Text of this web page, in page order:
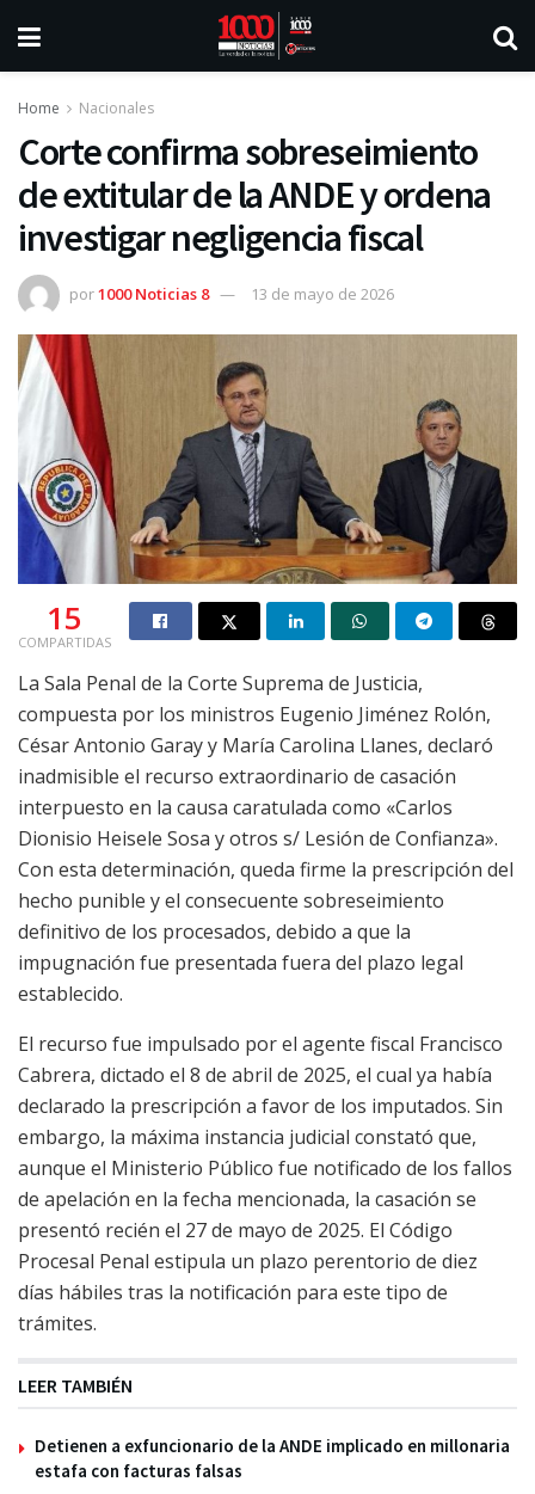
Home Nacionales
Corte confirma sobreseimiento
de extitular de la ANDE y ordena
investigar negligencia fiscal
por1000 Noticias 8 13 de mayo de 2026
15
COMPARTIDAS
La Sala Penal de la Corte Suprema de Justicia,
compuesta por los ministros Eugenio Jiménez Rolón,
César Antonio Garay y María Carolina Llanes, declaró
inadmisible el recurso extraordinario de casación
interpuesto en la causa caratulada como «Carlos
Dionisio Heisele Sosa y otros s/ Lesión de Confianza».
Con esta determinación, queda firme la prescripción del
hecho punible y el consecuente sobreseimiento
definitivo de los procesados, debido a que la
impugnación fue presentada fuera del plazo legal
establecido.
El recurso fue impulsado por el agente fiscal Francisco
Cabrera, dictado el 8 de abril de 2025, el cual ya había
declarado la prescripción a favor de los imputados. Sin
embargo, la máxima instancia judicial constató que,
aunque el Ministerio Público fue notificado de los fallos
de apelación en la fecha mencionada, la casación se
presentó recién el 27 de mayo de 2025. El Código
Procesal Penal estipula un plazo perentorio de diez
días hábiles tras la notificación para este tipo de
trámites.
LEER TAMBIÉN
Detienen a exfuncionario de la ANDE implicado en millonaria
estafa con facturas falsas